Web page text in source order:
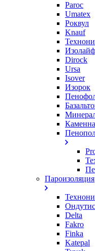
Paroc
Umatex
Роквул
Knauf
Изолайф
Dirock
Ursa
Isover
Изорок
Пароизоляция
Ондутис
Delta
Fakro
Finka
Katepal